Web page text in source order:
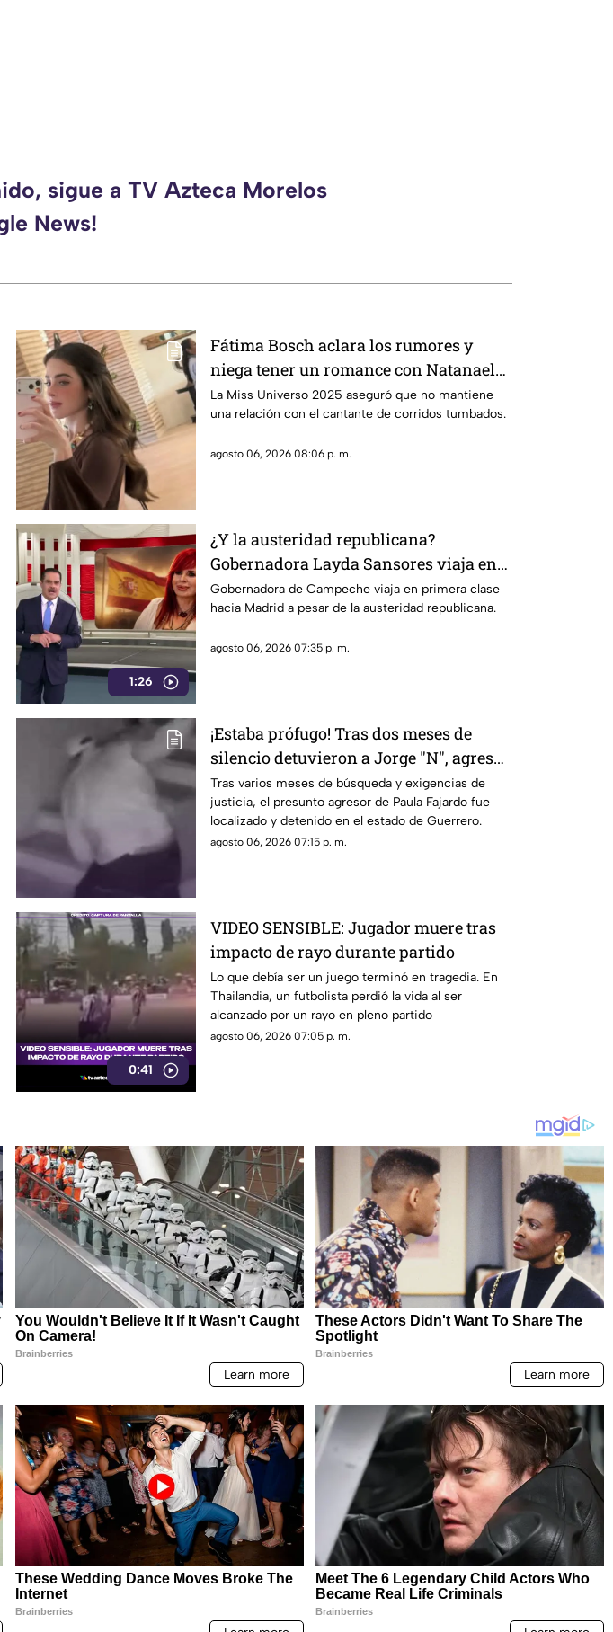
sigue a TV Azteca Morelos
News!
Fátima Bosch aclara los rumores y
niega tener un romance con Natanael
Cano
La Miss Universo 2025 aseguró que no mantiene
una relación con el cantante de corridos tumbados.
agosto 06, 2026 08:06 p. m.
1:26
¿Y la austeridad republicana?
Gobernadora Layda Sansores viaja en
primera clase hacia Madrid
Gobernadora de Campeche viaja en primera clase
hacia Madrid a pesar de la austeridad republicana.
agosto 06, 2026 07:35 p. m.
¡Estaba prófugo! Tras dos meses de
silencio detuvieron a Jorge "N", agresor
de Paula
Tras varios meses de búsqueda y exigencias de
justicia, el presunto agresor de Paula Fajardo fue
localizado y detenido en el estado de Guerrero.
agosto 06, 2026 07:15 p. m.
0:41
VIDEO SENSIBLE: Jugador muere tras
impacto de rayo durante partido
Lo que debía ser un juego terminó en tragedia. En
Thailandia, un futbolista perdió la vida al ser
alcanzado por un rayo en pleno partido
agosto 06, 2026 07:05 p. m.